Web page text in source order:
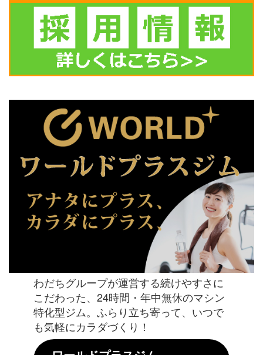
わだちグループが運営する続けやすさに
こだわった、24時間・年中無休のマシン
特化型ジム。ふらり立ち寄って、いつで
も気軽にカラダづくり！